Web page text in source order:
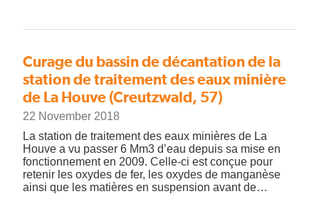
Curage du bassin de décantation de la
station de traitement des eaux minière
de La Houve (Creutzwald, 57)
22 November 2018
La station de traitement des eaux minières de La
Houve a vu passer 6 Mm3 d’eau depuis sa mise en
fonctionnement en 2009. Celle-ci est conçue pour
retenir les oxydes de fer, les oxydes de manganèse
ainsi que les matières en suspension avant de…